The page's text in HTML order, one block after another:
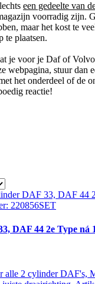
een gedeelte van
voorradig zijn.
maar het kost te
te plaatsen.
je voor je Daf of
webpagina, stuur dan
het onderdeel of de
reactie!
DAF 44 2e Type ná